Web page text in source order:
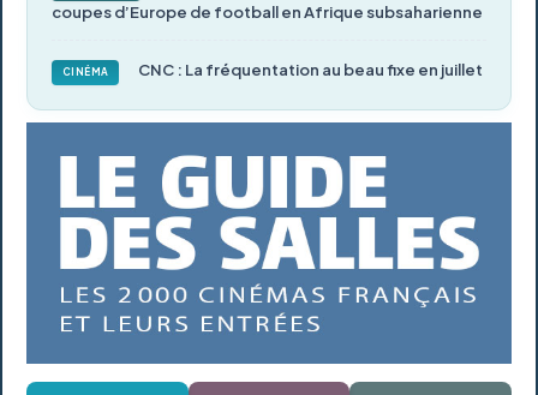
coupes d’Europe de football en Afrique subsaharienne
CINÉMA CNC : La fréquentation au beau fixe en juillet